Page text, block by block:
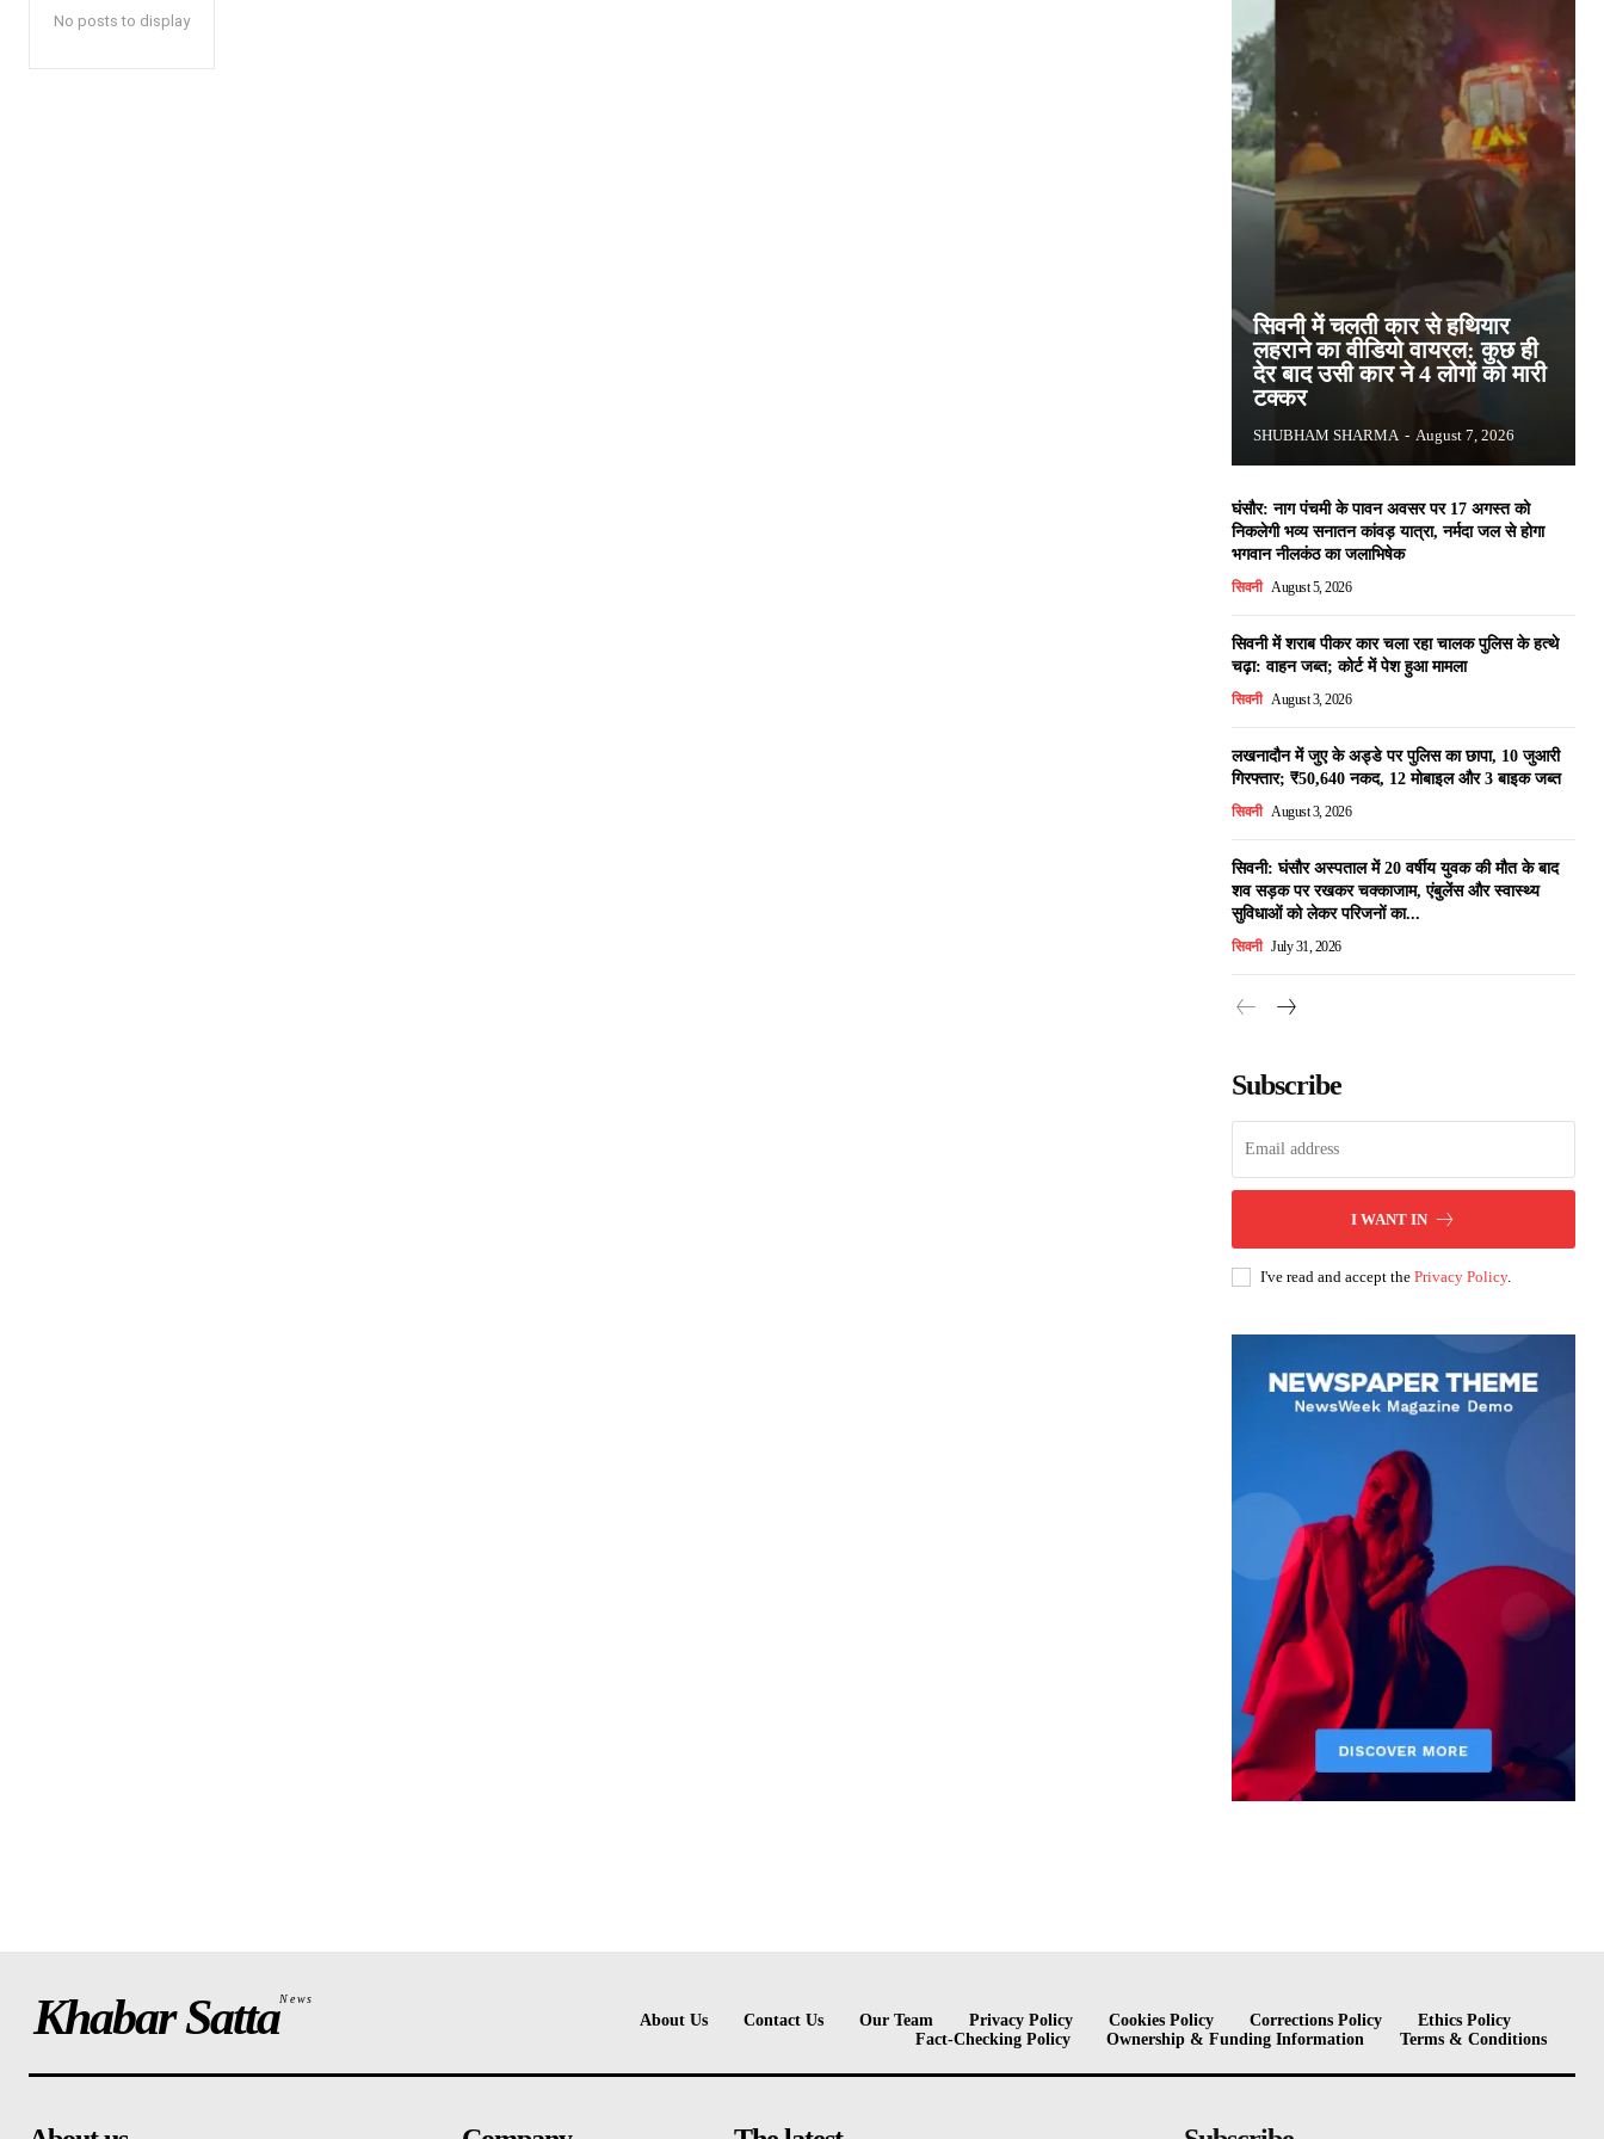
No posts to display
सिवनी में चलती कार से हथियार
लहराने का वीडियो वायरल: कुछ ही
देर बाद उसी कार ने 4 लोगों को मारी
टक्कर
SHUBHAM SHARMA - August 7, 2026
घंसौर: नाग पंचमी के पावन अवसर पर 17 अगस्त को
निकलेगी भव्य सनातन कांवड़ यात्रा, नर्मदा जल से होगा
भगवान नीलकंठ का जलाभिषेक
सिवनी August 5, 2026
सिवनी में शराब पीकर कार चला रहा चालक पुलिस के हत्थे
चढ़ा: वाहन जब्त; कोर्ट में पेश हुआ मामला
सिवनी August 3, 2026
लखनादौन में जुए के अड्डे पर पुलिस का छापा, 10 जुआरी
गिरफ्तार; ₹50,640 नकद, 12 मोबाइल और 3 बाइक जब्त
सिवनी August 3, 2026
सिवनी: घंसौर अस्पताल में 20 वर्षीय युवक की मौत के बाद
शव सड़क पर रखकर चक्काजाम, एंबुलेंस और स्वास्थ्य
सुविधाओं को लेकर परिजनों का...
सिवनी July 31, 2026
Subscribe
I WANT IN
I've read and accept the Privacy Policy.
Khabar SattaNews
About Us Contact Us Our Team Privacy Policy Cookies Policy Corrections Policy
Ethics Policy
Fact-Checking Policy
Ownership & Funding Information Terms & Conditions